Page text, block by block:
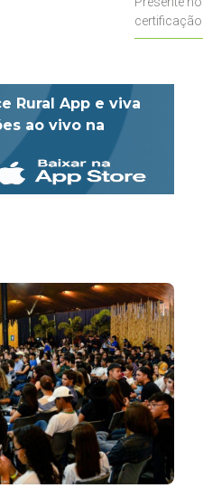
Rural App e viva
ao vivo na